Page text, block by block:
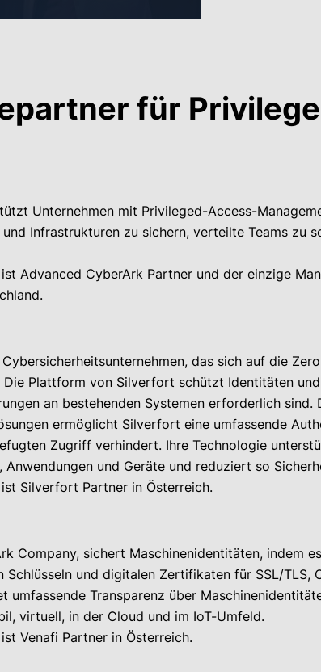
für
Unternehmen mit Privileged-Access-
Infrastrukturen zu sichern, verteilte Teams zu
Advanced CyberArk Partner und der einzige
das sich auf die
Die Plattform von Silverfort schützt Identitäten
an bestehenden Systemen erforderlich
ermöglicht Silverfort eine umfassende
Zugriff verhindert. Ihre Technologie
Anwendungen und Geräte und reduziert so
Silverfort Partner in Österreich.
Company, sichert Maschinenidentitäten, indem
Schlüsseln und digitalen Zertifikaten für SSL/TLS,
umfassende Transparenz über
virtuell, in der Cloud und im IoT-Umfeld.
Venafi Partner in Österreich.